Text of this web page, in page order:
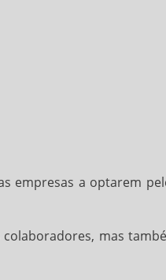
empresas a optarem
mas